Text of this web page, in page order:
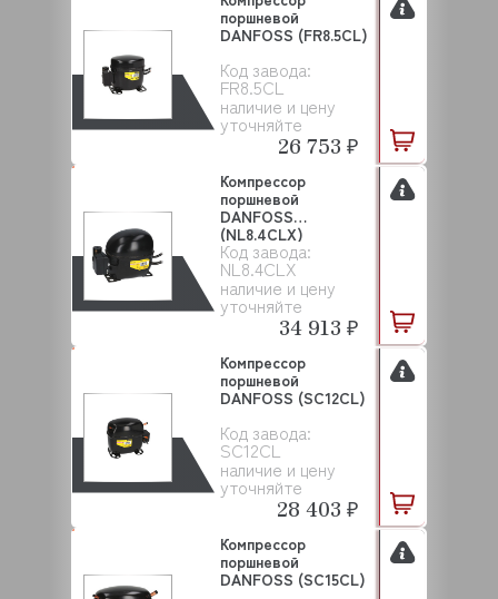
Код завода:
FR8.5CL
наличие и цену
уточняйте
поршневой
DANFOSS (FR8.5CL)
26 753 ₽
Код завода:
NL8.4CLX
наличие и цену
уточняйте
Компрессор
поршневой
DANFOSS
(NL8.4CLX)
34 913 ₽
Код завода:
SC12CL
наличие и цену
уточняйте
Компрессор
поршневой
DANFOSS (SC12CL)
28 403 ₽
Компрессор
поршневой
DANFOSS (SC15CL)